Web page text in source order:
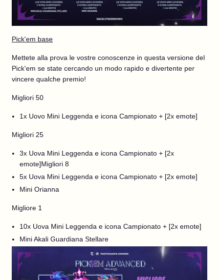
Pick'em base
Mettete alla prova le vostre conoscenze in questa versione del
Pick'em se state cercando un modo rapido e divertente per
vincere qualche premio!
Migliori 50
1x Uovo Mini Leggenda e icona Campionato + [2x emote]
Migliori 25
3x Uova Mini Leggenda e icona Campionato + [2x
emote]Migliori 8
5x Uova Mini Leggenda e icona Campionato + [2x emote]
Mini Orianna
Migliore 1
10x Uova Mini Leggenda e icona Campionato + [2x emote]
Mini Akali Guardiana Stellare